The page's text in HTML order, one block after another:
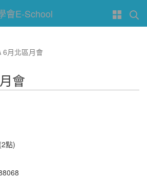
會E-School
6月北區月會
會
點)